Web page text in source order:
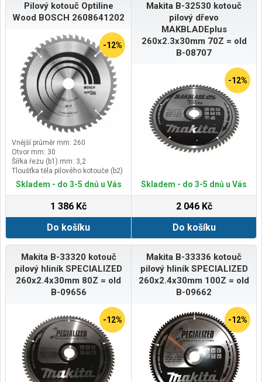
Pilový kotouč Optiline
Wood BOSCH 2608641202
-12%
Vnější průměr mm: 260
Otvor mm: 30
Šířka řezu (b1) mm: 3,2
Tloušťka těla pilového kotouče (b2)
mm: 2,2
Skladem - do 3-5 dnů u Vás
1 386 Kč
Do košíku
Makita B-32530 kotouč
pilový dřevo
MAKBLADEplus
260x2.3x30mm 70Z = old
B-08707
-12%
Skladem - do 3-5 dnů u Vás
2 046 Kč
Do košíku
Makita B-33320 kotouč
pilový hliník SPECIALIZED
260x2.4x30mm 80Z = old
B-09656
-12%
Makita B-33336 kotouč
pilový hliník SPECIALIZED
260x2.4x30mm 100Z = old
B-09662
-12%